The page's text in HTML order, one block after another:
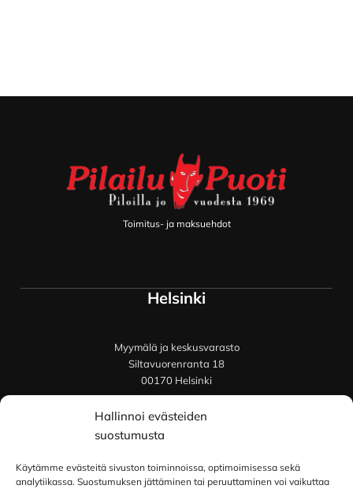
Hallinnoi evästeiden
suostumusta
Käytämme evästeitä sivuston toiminnoissa, optimoimisessa sekä
analytiikassa. Suostumuksen jättäminen tai peruuttaminen voi vaikuttaa
Toimitus- ja maksuehdot
Helsinki
Myymälä ja keskusvarasto
Siltavuorenranta 18
00170 Helsinki
Oulu
Kauppurienkatu 34